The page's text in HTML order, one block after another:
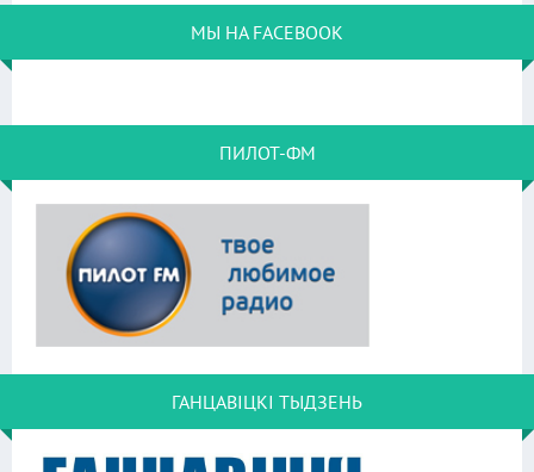
МЫ НА FACEBOOK
ПИЛОТ-ФМ
ГАНЦАВІЦКІ ТЫДЗЕНЬ